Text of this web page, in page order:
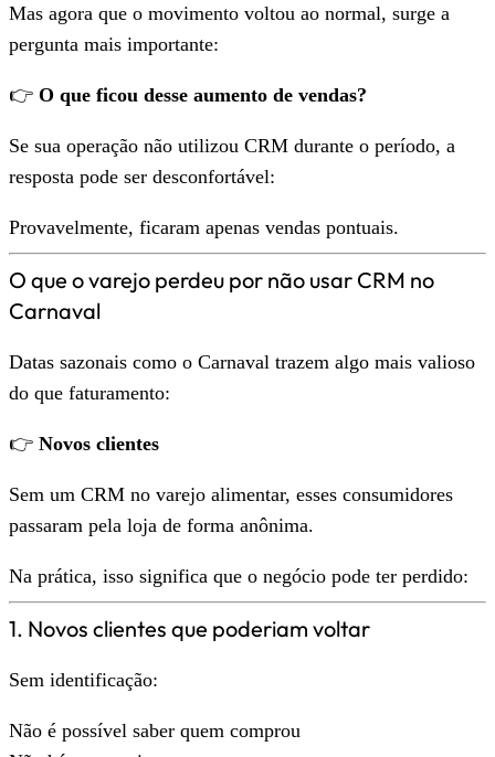
Mas agora que o movimento voltou ao normal, surge a
pergunta mais importante:
👉 O que ficou desse aumento de vendas?
Se sua operação não utilizou CRM durante o período, a
resposta pode ser desconfortável:
Provavelmente, ficaram apenas vendas pontuais.
O que o varejo perdeu por não usar CRM no
Carnaval
Datas sazonais como o Carnaval trazem algo mais valioso
do que faturamento:
👉 Novos clientes
Sem um CRM no varejo alimentar, esses consumidores
passaram pela loja de forma anônima.
Na prática, isso significa que o negócio pode ter perdido:
1. Novos clientes que poderiam voltar
Sem identificação:
Não é possível saber quem comprou